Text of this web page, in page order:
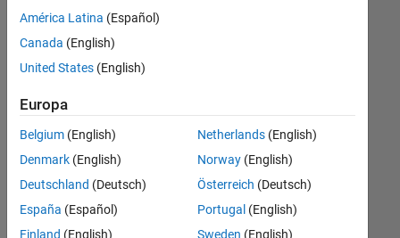
es
keine
offenen
Stellen,
Ihren
Suchkriterien
entsprechen.
können
die
Suchkriterien
América Latina (Español)
Canada (English)
United States (English)
Europa
Belgium (English)
Denmark (English)
Deutschland (Deutsch)
España (Español)
Finland (English)
Netherlands(English)
Norway(English)
Österreich (Deutsch)
Portugal (English)
Sweden (English)